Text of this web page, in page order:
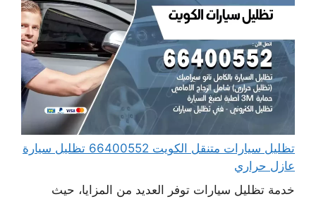
تظليل سيارات متنقل الكويت 66400552 تظليل سيارة
عازل حراري
خدمة تظليل سيارات توفر العديد من المزايا، حيث